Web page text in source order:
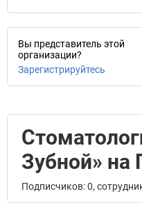
Вы представитель этой
организации?
Зарегистрируйтесь
Зубной» на
Подписчиков: 0,